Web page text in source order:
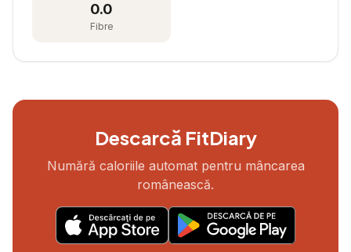
0.0
Fibre
Descarcă FitDiary
Numără caloriile automat pentru mâncarea
românească.